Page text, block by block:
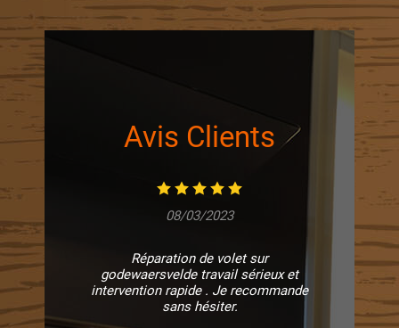
Avis Clients
08/03/2023
Réparation de volet sur
godewaersvelde travail sérieux et
intervention rapide . Je recommande
sans hésiter.